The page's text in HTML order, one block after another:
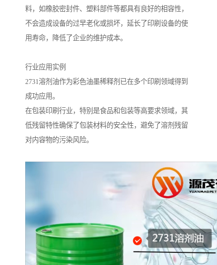
料，如橡胶密封件、塑料部件等都具有良好的相容性，
不会造成设备的过早老化或损坏，延长了印刷设备的使
用寿命，降低了企业的维护成本。
行业应用实例
2731溶剂油作为彩色油墨稀释剂已在多个印刷领域得到
成功应用。
在包装印刷行业，特别是食品和包装等高要求领域，其
低残留特性确保了包装材料的安全性，避免了溶剂残留
对内容物的污染风险。